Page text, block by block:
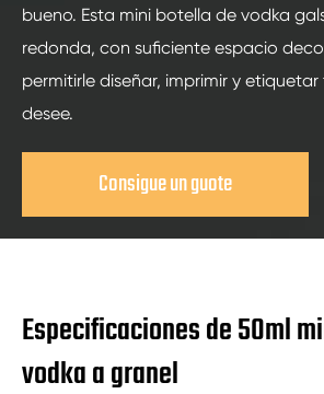
bueno. Esta mini botella de vodka
redonda, con suficiente espacio
permitirle diseñar, imprimir y
desee.
Consigue un guote
Especificaciones de 50ml
vodka a granel